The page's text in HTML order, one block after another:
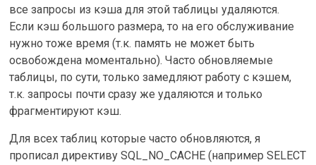
все запросы из кэша для этой таблицы удаляются.
Если кэш большого размера, то на его обслуживание
нужно тоже время (т.к. память не может быть
освобождена моментально). Часто обновляемые
таблицы, по сути, только замедляют работу с кэшем,
т.к. запросы почти сразу же удаляются и только
фрагментируют кэш.
Для всех таблиц которые часто обновляются, я
прописал директиву SQL_NO_CACHE (например SELECT